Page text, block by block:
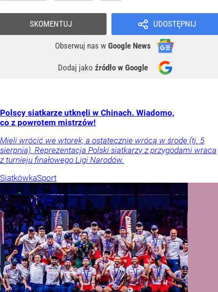
UDOSTĘPNIJ
Obserwuj nas w Google News
Dodaj jako źródło w Google
SKOMENTUJ
Polscy siatkarze utknęli w Chinach. Wiadomo,
co z powrotem mistrzów!
Mieli wrócić we wtorek, a ostatecznie wrócą w środę (tj. 5
sierpnia). Reprezentacja Polski siatkarzy z przygodami wraca
z turnieju finałowego Ligi Narodów.
SiatkówkaSport